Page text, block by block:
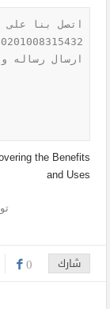
ارسال رساله
the Benefits
and Uses
شارك 0